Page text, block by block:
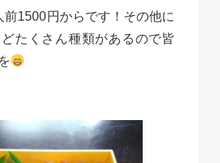
前1500円からです！その他に
たくさん種類があるので皆